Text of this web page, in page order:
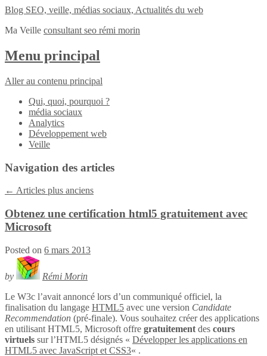
Blog SEO, veille, médias sociaux, Actualités du web
Ma Veille consultant seo rémi morin
Menu principal
Aller au contenu principal
Qui, quoi, pourquoi ?
média sociaux
Analytics
Développement web
Veille
Navigation des articles
← Articles plus anciens
Obtenez une certification html5 gratuitement avec
Microsoft
Posted on 6 mars 2013
by
Rémi Morin
Le W3c l’avait annoncé lors d’un communiqué officiel, la
finalisation du langage HTML5 avec une version Candidate
Recommendation (pré-finale). Vous souhaitez créer des applications
en utilisant HTML5, Microsoft offre gratuitement des cours
virtuels sur l’HTML5 désignés « Développer les applications en
HTML5 avec JavaScript et CSS3« .